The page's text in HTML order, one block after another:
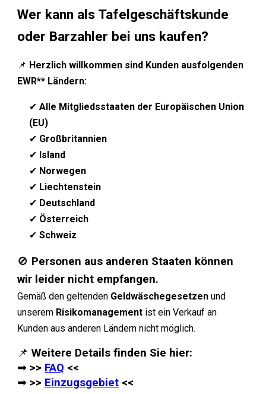
Wer kann als Tafelgeschäftskunde
oder Barzahler bei uns kaufen?
📌 Herzlich willkommen sind Kunden ausfolgenden
EWR** Ländern:
✔Alle Mitgliedsstaaten der Europäischen Union
(EU)
✔ Großbritannien
✔ Island
✔ Norwegen
✔ Liechtenstein
✔ Deutschland
✔ Österreich
✔Schweiz
🚫 Personen aus anderen Staaten können
wir leider nicht empfangen.
Gemäß den geltenden Geldwäschegesetzen und
unserem Risikomanagement ist ein Verkauf an
Kunden aus anderen Ländern nicht möglich.
📌Weitere Details finden Sie hier:
➡ >> FAQ <<
➡ >> Einzugsgebiet <<